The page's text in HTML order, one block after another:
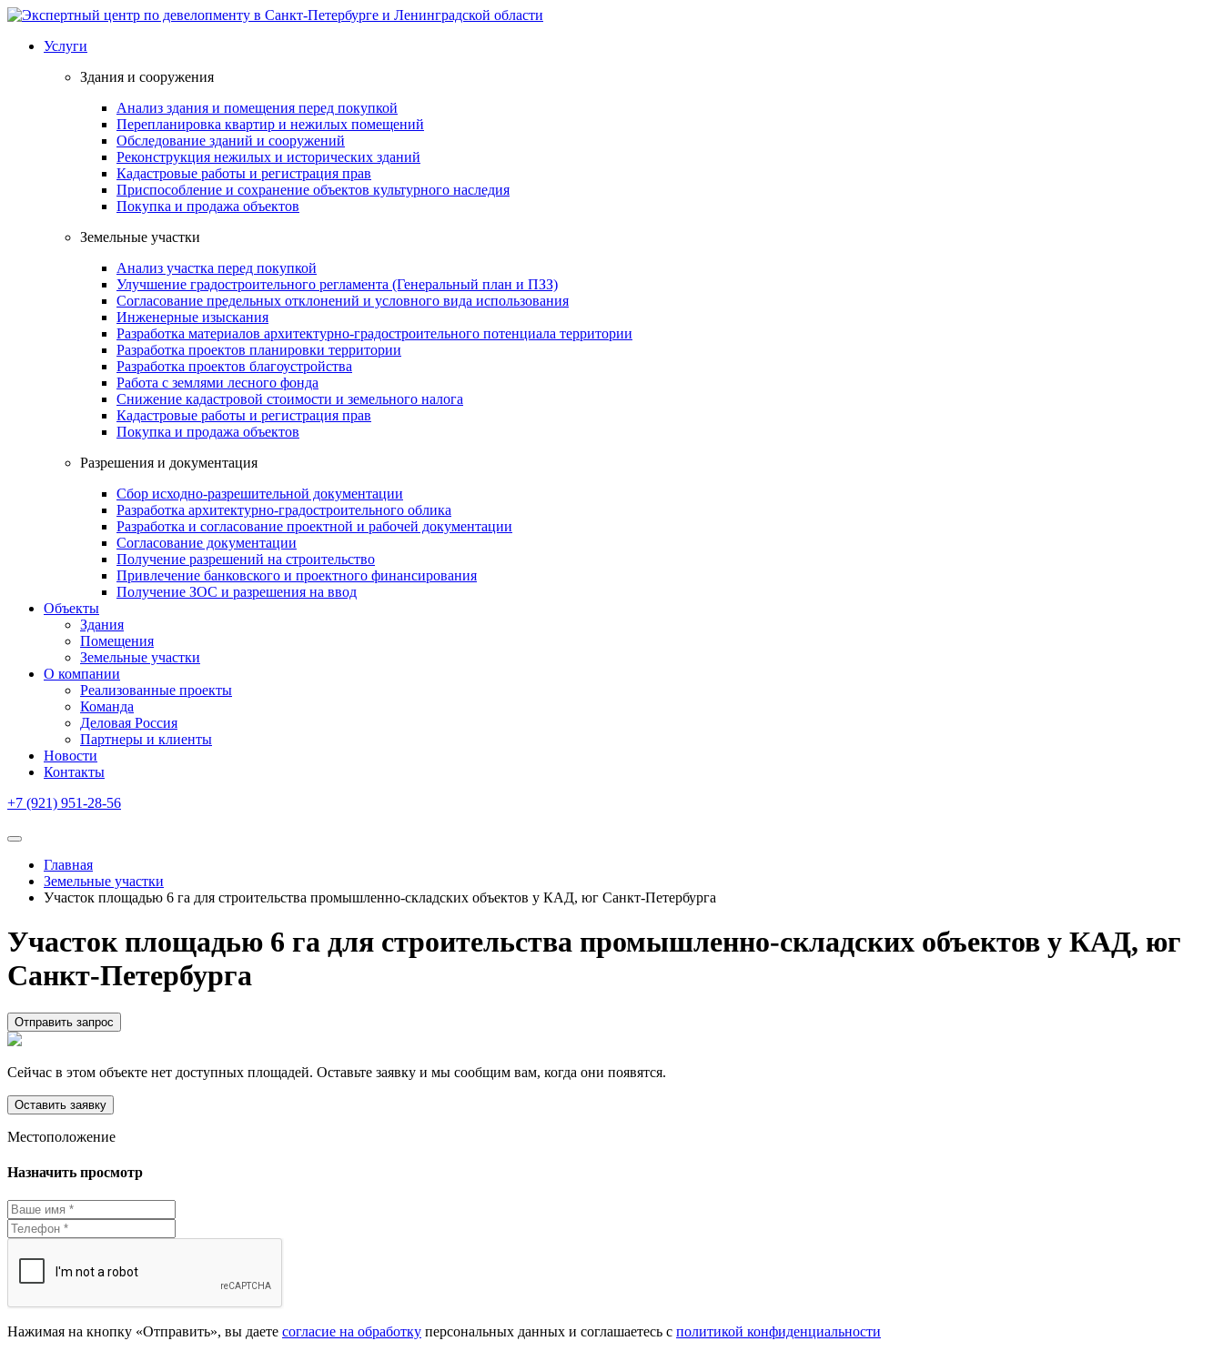
Услуги
Здания и сооружения
Анализ здания и помещения перед покупкой
Перепланировка квартир и нежилых помещений
Обследование зданий и сооружений
Реконструкция нежилых и исторических зданий
Кадастровые работы и регистрация прав
Приспособление и сохранение объектов культурного наследия
Покупка и продажа объектов
Земельные участки
Анализ участка перед покупкой
Улучшение градостроительного регламента (Генеральный план и ПЗЗ)
Согласование предельных отклонений и условного вида использования
Инженерные изыскания
Разработка материалов архитектурно-градостроительного потенциала территории
Разработка проектов планировки территории
Разработка проектов благоустройства
Работа с землями лесного фонда
Снижение кадастровой стоимости и земельного налога
Кадастровые работы и регистрация прав
Покупка и продажа объектов
Разрешения и документация
Сбор исходно-разрешительной документации
Разработка архитектурно-градостроительного облика
Разработка и согласование проектной и рабочей документации
Согласование документации
Получение разрешений на строительство
Привлечение банковского и проектного финансирования
Получение ЗОС и разрешения на ввод
Объекты
Здания
Помещения
Земельные участки
О компании
Реализованные проекты
Команда
Деловая Россия
Партнеры и клиенты
Новости
Контакты
+7 (921) 951-28-56
Главная
Земельные участки
Участок площадью 6 га для строительства промышленно-складских объектов у КАД, юг Санкт-Петербурга
Участок площадью 6 га для строительства промышленно-складских объектов у КАД, юг
Санкт-Петербурга
Отправить запрос
Сейчас в этом объекте нет доступных площадей. Оставьте заявку и мы сообщим вам, когда они появятся.
Оставить заявку
Местоположение
Назначить просмотр
Нажимая на кнопку «Отправить», вы даете согласие на обработку персональных данных и соглашаетесь c политикой конфиденциальности